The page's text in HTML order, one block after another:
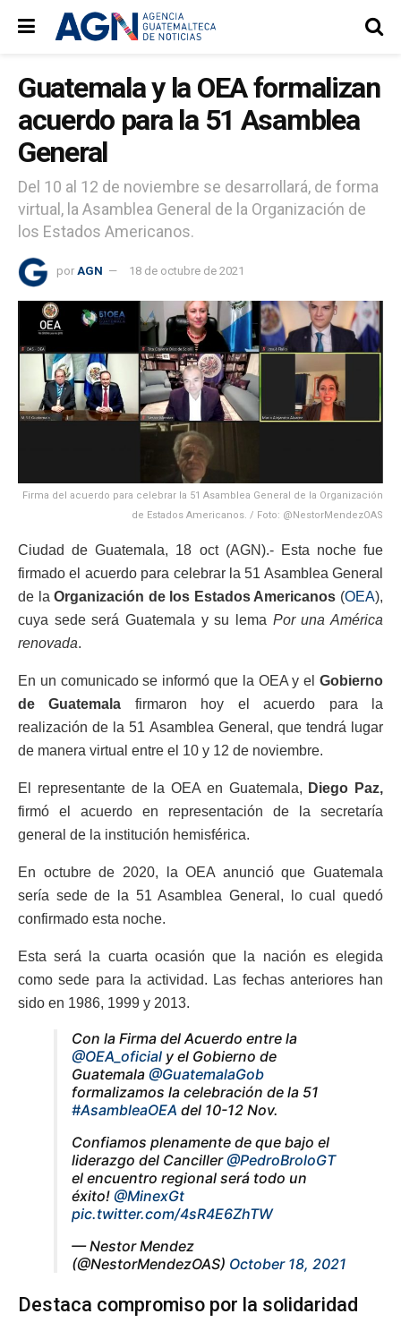
Guatemala y la OEA formalizan
acuerdo para la 51 Asamblea
General
Del 10 al 12 de noviembre se desarrollará, de forma
virtual, la Asamblea General de la Organización de
los Estados Americanos.
por AGN 18 de octubre de 2021
Firma del acuerdo para celebrar la 51 Asamblea General de la Organización
de Estados Americanos. / Foto: @NestorMendezOAS
Ciudad de Guatemala, 18 oct (AGN).- Esta noche fue
firmado el acuerdo para celebrar la 51 Asamblea General
de la Organización de los Estados Americanos (OEA),
cuya sede será Guatemala y su lema Por una América
renovada.
En un comunicado se informó que la OEA y el Gobierno
de Guatemala firmaron hoy el acuerdo para la
realización de la 51 Asamblea General, que tendrá lugar
de manera virtual entre el 10 y 12 de noviembre.
El representante de la OEA en Guatemala, Diego Paz,
firmó el acuerdo en representación de la secretaría
general de la institución hemisférica.
En octubre de 2020, la OEA anunció que Guatemala
sería sede de la 51 Asamblea General, lo cual quedó
confirmado esta noche.
Esta será la cuarta ocasión que la nación es elegida
como sede para la actividad. Las fechas anteriores han
sido en 1986, 1999 y 2013.
Con la Firma del Acuerdo entre la
@OEA_oficial y el Gobierno de
Guatemala @GuatemalaGob
formalizamos la celebración de la 51
#AsambleaOEA del 10-12 Nov.
Confiamos plenamente de que bajo el
liderazgo del Canciller@PedroBroloGT
el encuentro regional será todo un
éxito! @MinexGt
pic.twitter.com/4sR4E6ZhTW
— Nestor Mendez
(@NestorMendezOAS) October 18, 2021
Destaca compromiso por la solidaridad